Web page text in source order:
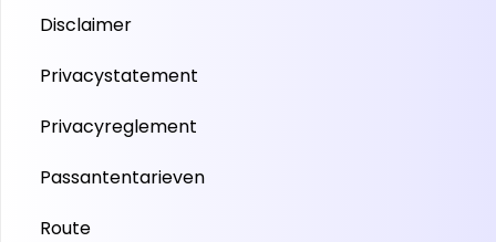
Disclaimer
Privacystatement
Privacyreglement
Passantentarieven
Route